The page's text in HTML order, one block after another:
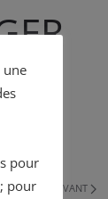
SUIVANT
une
pour
pour